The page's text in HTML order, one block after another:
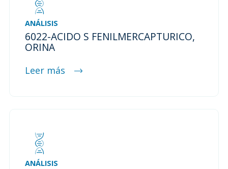
ANÁLISIS
6022-ACIDO S FENILMERCAPTURICO,
ORINA
Leer más
ANÁLISIS